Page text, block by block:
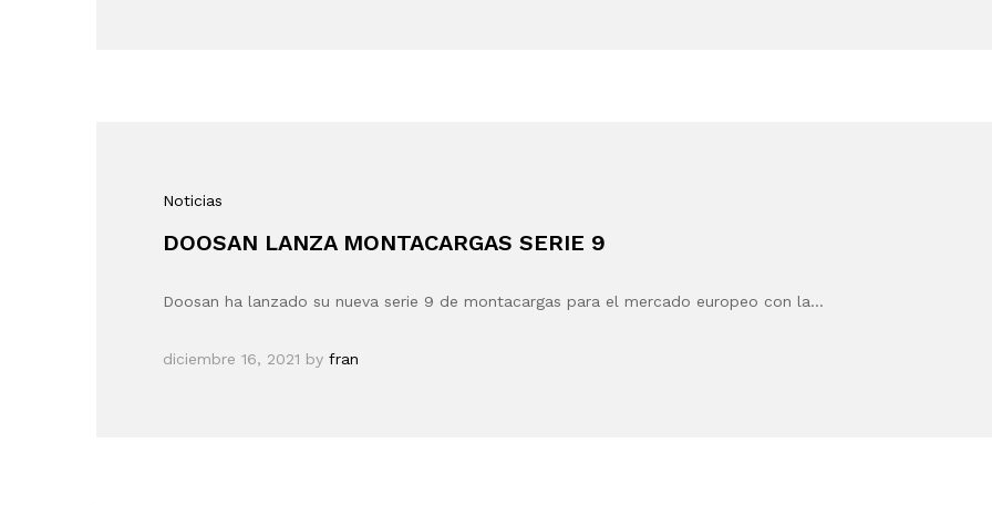
Noticias
DOOSAN LANZA MONTACARGAS SERIE 9
Doosan ha lanzado su nueva serie 9 de montacargas para el mercado europeo con la…
diciembre 16, 2021 by fran